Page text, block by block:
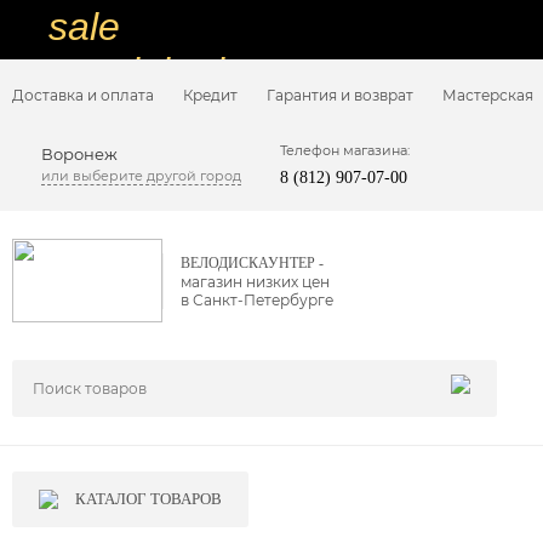
sale
special price
ну очень
вот дешево
sale
надо брать
Доставка и оплата Кредит Гарантия и возврат Мастерская
Воронеж
или выберите другой город
Телефон магазина:
8 (812) 907-07-00
ВЕЛОДИСКАУНТЕР -
магазин низких цен
в Санкт-Петербурге
КАТАЛОГ ТОВАРОВ